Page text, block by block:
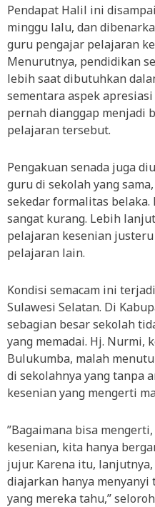
Pendapat Halil ini
minggu lalu, dan
guru pengajar pelajaran
Menurutnya, pendidikan
lebih saat dibutuhkan
sementara aspek
pernah dianggap menjadi
pelajaran tersebut.
Pengakuan senada juga
guru di sekolah yang
sekedar formalitas
sangat kurang. Lebih
pelajaran kesenian
pelajaran lain.
Kondisi semacam ini
Sulawesi Selatan. Di
sebagian besar sekolah
yang memadai. Hj. Nurmi,
Bulukumba, malah
di sekolahnya yang tanpa
kesenian yang mengerti
”Bagaimana bisa
kesenian, kita hanya
jujur. Karena itu,
diajarkan hanya menyanyi
yang mereka tahu,”